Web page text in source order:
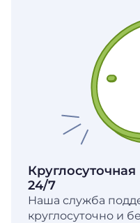
24/7
Наша служба
круглосуточно и